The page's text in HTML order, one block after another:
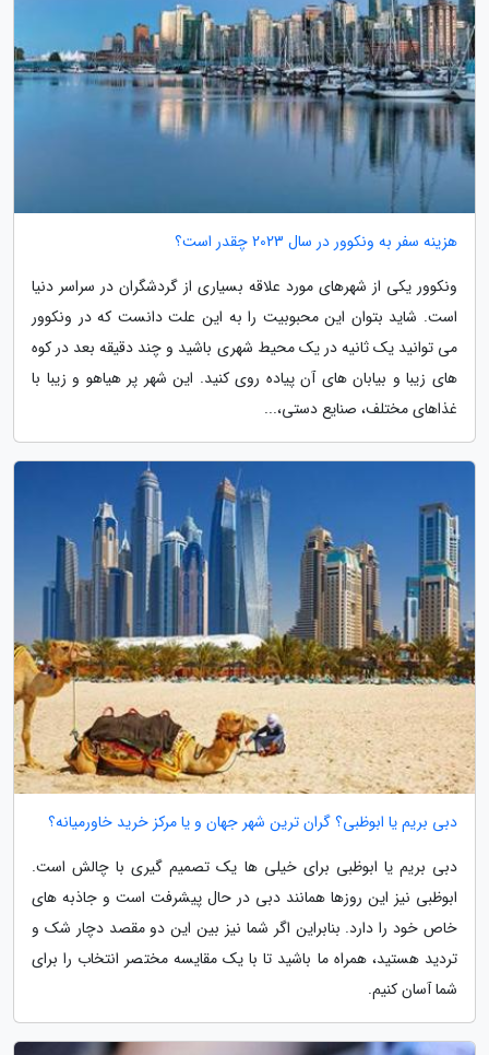
هزینه سفر به ونکوور در سال 2023 چقدر است؟
ونکوور یکی از شهرهای مورد علاقه بسیاری از گردشگران در سراسر دنیا
است. شاید بتوان این محبوبیت را به این علت دانست که در ونکوور
می توانید یک ثانیه در یک محیط شهری باشید و چند دقیقه بعد در کوه
های زیبا و بیابان های آن پیاده روی کنید. این شهر پر هیاهو و زیبا با
غذاهای مختلف، صنایع دستی،...
دبی بریم یا ابوظبی؟ گران ترین شهر جهان و یا مرکز خرید خاورمیانه؟
دبی بریم یا ابوظبی برای خیلی ها یک تصمیم گیری با چالش است.
ابوظبی نیز این روزها همانند دبی در حال پیشرفت است و جاذبه های
خاص خود را دارد. بنابراین اگر شما نیز بین این دو مقصد دچار شک و
تردید هستید، همراه ما باشید تا با یک مقایسه مختصر انتخاب را برای
شما آسان کنیم.